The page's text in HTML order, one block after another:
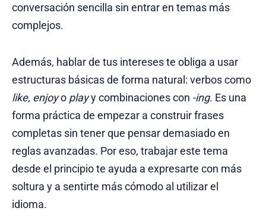
conversación sencilla sin entrar en temas más
complejos.
Además, hablar de tus intereses te obliga a usar
estructuras básicas de forma natural: verbos como
like, enjoyo playy combinaciones con -ing. Es una
forma práctica de empezar a construir frases
completas sin tener que pensar demasiado en
reglas avanzadas. Por eso, trabajar este tema
desde el principio te ayuda a expresarte con más
soltura y a sentirte más cómodo al utilizar el
idioma.